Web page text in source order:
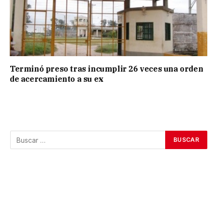
Terminó preso tras incumplir 26 veces una orden
de acercamiento a su ex